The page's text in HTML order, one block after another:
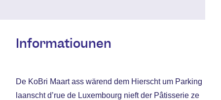
Informatiounen
De KoBri Maart ass wärend dem Hierscht um Parking
laanscht d’rue de Luxembourg nieft der Pâtisserie ze